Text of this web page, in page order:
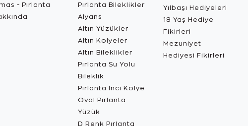
- Pırlanta
Pırlanta Bileklikler
Alyans
Altın Yüzükler
Altın Kolyeler
Altın Bileklikler
Pırlanta Su Yolu
Bileklik
Pırlanta İnci Kolye
Oval Pırlanta
Yüzük
D Renk Pırlanta
Yılbaşı Hediyeleri
18 Yaş Hediye
Fikirleri
Mezuniyet
Hediyesi Fikirleri